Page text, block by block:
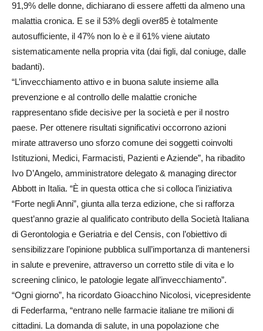
91,9% delle donne, dichiarano di essere affetti da almeno una
malattia cronica. E se il 53% degli over85 è totalmente
autosufficiente, il 47% non lo è e il 61% viene aiutato
sistematicamente nella propria vita (dai figli, dal coniuge, dalle
badanti).
“L’invecchiamento attivo e in buona salute insieme alla
prevenzione e al controllo delle malattie croniche
rappresentano sfide decisive per la società e per il nostro
paese. Per ottenere risultati significativi occorrono azioni
mirate attraverso uno sforzo comune dei soggetti coinvolti
Istituzioni, Medici, Farmacisti, Pazienti e Aziende”, ha ribadito
Ivo D’Angelo, amministratore delegato & managing director
Abbott in Italia. “È in questa ottica che si colloca l’iniziativa
“Forte negli Anni”, giunta alla terza edizione, che si rafforza
quest’anno grazie al qualificato contributo della Società Italiana
di Gerontologia e Geriatria e del Censis, con l’obiettivo di
sensibilizzare l’opinione pubblica sull’importanza di mantenersi
in salute e prevenire, attraverso un corretto stile di vita e lo
screening clinico, le patologie legate all’invecchiamento”.
“Ogni giorno”, ha ricordato Gioacchino Nicolosi, vicepresidente
di Federfarma, “entrano nelle farmacie italiane tre milioni di
cittadini. La domanda di salute, in una popolazione che